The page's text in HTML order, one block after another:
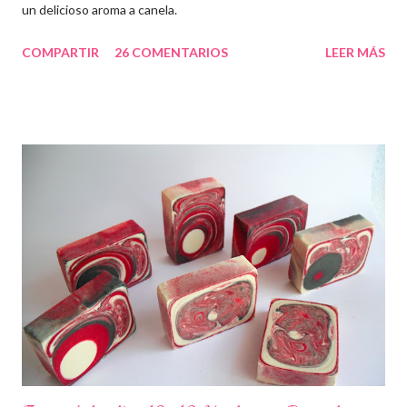
un delicioso aroma a canela.
COMPARTIR 26 COMENTARIOS LEER MÁS